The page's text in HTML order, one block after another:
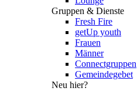
Gruppen & Dienste
Fresh Fire
getUp youth
Frauen
Männer
Connectgruppen
Gemeindegebet
Neu hier?